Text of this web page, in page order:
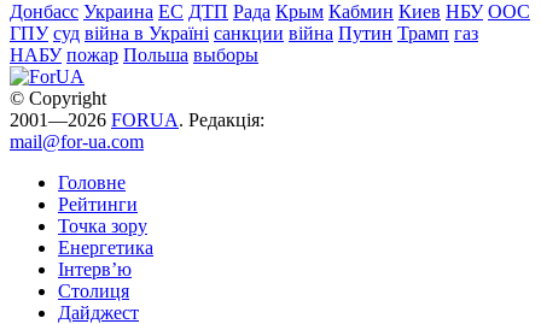
Донбасс Украина ЕС ДТП Рада Крым Кабмин Киев НБУ ООС
ГПУ суд війна в Україні санкции війна Путин Трамп газ
НАБУ пожар Польша выборы
© Copyright
2001—2026 FORUA. Редакція:
mail@for-ua.com
Головне
Рейтинги
Точка зору
Енергетика
Інтерв’ю
Столиця
Дайджест